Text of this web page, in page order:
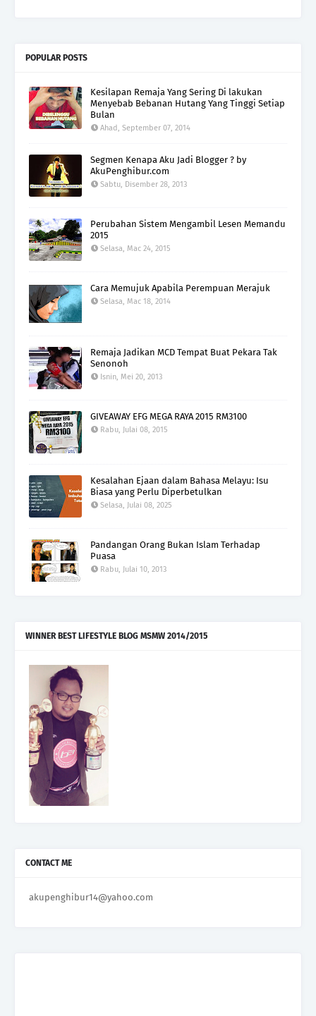
POPULAR POSTS
Kesilapan Remaja Yang Sering Di lakukan
Menyebab Bebanan Hutang Yang Tinggi Setiap
Bulan
Ahad, September 07, 2014
Segmen Kenapa Aku Jadi Blogger ? by
AkuPenghibur.com
Sabtu, Disember 28, 2013
Perubahan Sistem Mengambil Lesen Memandu
2015
Selasa, Mac 24, 2015
Cara Memujuk Apabila Perempuan Merajuk
Selasa, Mac 18, 2014
Remaja Jadikan MCD Tempat Buat Pekara Tak
Senonoh
Isnin, Mei 20, 2013
GIVEAWAY EFG MEGA RAYA 2015 RM3100
Rabu, Julai 08, 2015
Kesalahan Ejaan dalam Bahasa Melayu: Isu
Biasa yang Perlu Diperbetulkan
Selasa, Julai 08, 2025
Pandangan Orang Bukan Islam Terhadap
Puasa
Rabu, Julai 10, 2013
WINNER BEST LIFESTYLE BLOG MSMW 2014/2015
CONTACT ME
akupenghibur14@yahoo.com